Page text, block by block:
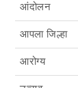
आंदोलन
आपला जिल्हा
आरोग्य